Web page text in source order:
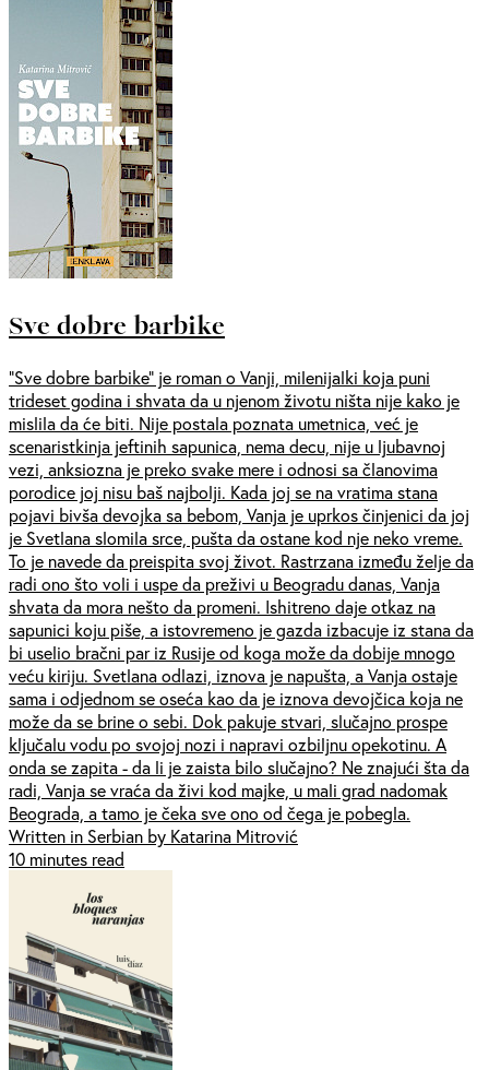
Sve dobre barbike
“Sve dobre barbike” je roman o Vanji, milenijalki koja puni
trideset godina i shvata da u njenom životu ništa nije kako je
mislila da će biti. Nije postala poznata umetnica, već je
scenaristkinja jeftinih sapunica, nema decu, nije u ljubavnoj
vezi, anksiozna je preko svake mere i odnosi sa članovima
porodice joj nisu baš najbolji. Kada joj se na vratima stana
pojavi bivša devojka sa bebom, Vanja je uprkos činjenici da joj
je Svetlana slomila srce, pušta da ostane kod nje neko vreme.
To je navede da preispita svoj život. Rastrzana između želje da
radi ono što voli i uspe da preživi u Beogradu danas, Vanja
shvata da mora nešto da promeni. Ishitreno daje otkaz na
sapunici koju piše, a istovremeno je gazda izbacuje iz stana da
bi uselio bračni par iz Rusije od koga može da dobije mnogo
veću kiriju. Svetlana odlazi, iznova je napušta, a Vanja ostaje
sama i odjednom se oseća kao da je iznova devojčica koja ne
može da se brine o sebi. Dok pakuje stvari, slučajno prospe
ključalu vodu po svojoj nozi i napravi ozbiljnu opekotinu. A
onda se zapita - da li je zaista bilo slučajno? Ne znajući šta da
radi, Vanja se vraća da živi kod majke, u mali grad nadomak
Beograda, a tamo je čeka sve ono od čega je pobegla.
Written in Serbian by Katarina Mitrović
10 minutes read